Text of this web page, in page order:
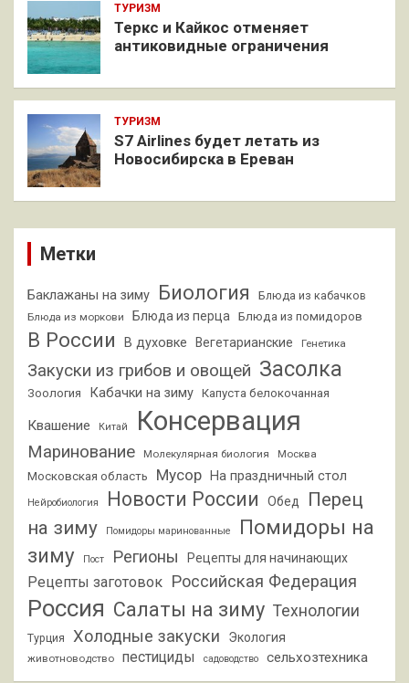
ТУРИЗМ
Теркс и Кайкос отменяет
антиковидные ограничения
ТУРИЗМ
S7 Airlines будет летать из
Новосибирска в Ереван
Метки
Баклажаны на зиму Биология Блюда из кабачков
Блюда из моркови Блюда из перца Блюда из помидоров
В России В духовке Вегетарианские Генетика
Закуски из грибов и овощей Засолка
Зоология Кабачки на зиму Капуста белокочанная
Квашение Китай Консервация
Маринование Молекулярная биология Москва
Московская область Мусор На праздничный стол
Нейробиология Новости России Обед
Перец
на зиму
Помидоры маринованные
Помидоры на
зиму
Пост Регионы Рецепты для начинающих
Рецепты заготовок Российская Федерация
Россия Салаты на зиму Технологии
Турция Холодные закуски Экология
животноводство пестициды садоводство сельхозтехника